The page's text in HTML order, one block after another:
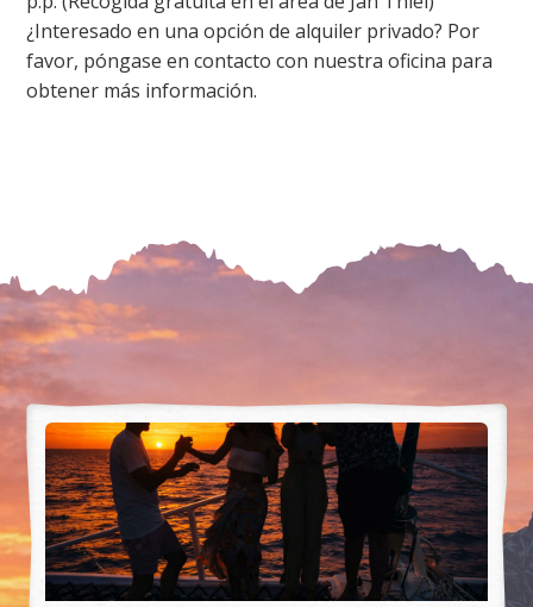
¿Interesado en una opción de alquiler privado? Por
favor, póngase en contacto con nuestra oficina para
obtener más información.